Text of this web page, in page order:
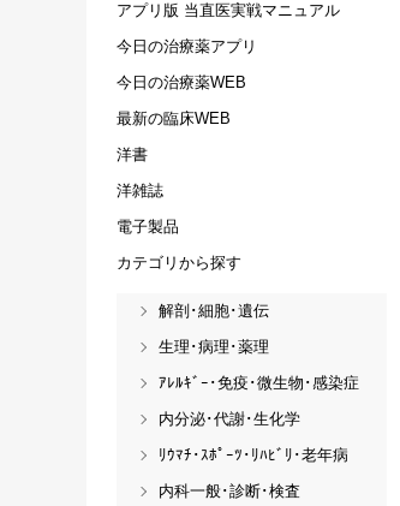
アプリ版 当直医実戦マニュアル
今日の治療薬アプリ
今日の治療薬WEB
最新の臨床WEB
洋書
洋雑誌
電子製品
カテゴリから探す
解剖･細胞･遺伝
生理･病理･薬理
ｱﾚﾙｷﾞｰ･免疫･微生物･感染症
内分泌･代謝･生化学
ﾘｳﾏﾁ･ｽﾎﾟｰﾂ･ﾘﾊﾋﾞﾘ･老年病
内科一般･診断･検査